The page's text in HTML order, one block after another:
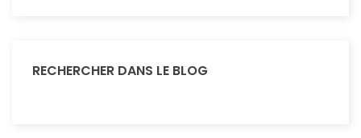
RECHERCHER DANS LE BLOG